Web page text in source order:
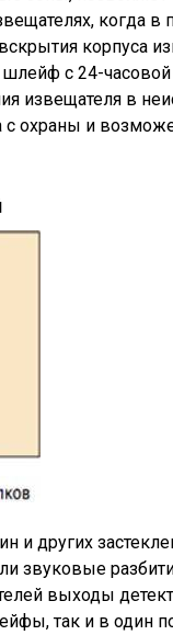
когда
корпуса
с 24-часовой
извещателя в
с охраны и
и других
звуковые
выходы
так и в один